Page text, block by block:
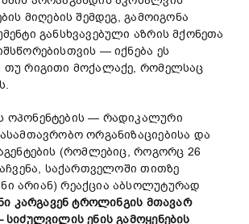
მიღების შემდეგ, გამოიგონა
განსხვავებული აზრის მქონეთა
— იქნება ეს
თუ რიგითი მოქალაქე, რომელსაც
ოპონენტების — რადიკალური
ორგანიზაციებისა და
(რომლებიც, როგორც 26
აჩვენა, საქართველოში თითზე
არიან) რეაქცია აბსოლუტურად
კარგავენ ტროლინგის მთავარ
სიძულვილის ენის გამოყენების